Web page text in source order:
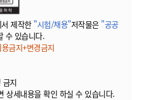
제작한 "시험/채용"저작물은 "공공
수 있습니다.
금지+변경금지
금지
상세내용을 확인 하실 수 있습니다.